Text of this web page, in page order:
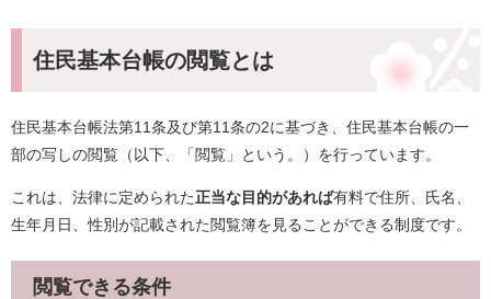
住民基本台帳の閲覧とは
住民基本台帳法第11条及び第11条の2に基づき、住民基本台帳の一
部の写しの閲覧（以下、「閲覧」という。）を行っています。
これは、法律に定められた正当な目的があれば有料で住所、氏名、
生年月日、性別が記載された閲覧簿を見ることができる制度です。
閲覧できる条件